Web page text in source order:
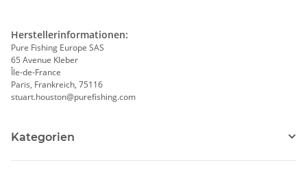
Herstellerinformationen:
Pure Fishing Europe SAS
65 Avenue Kleber
Île-de-France
Paris, Frankreich, 75116
stuart.houston@purefishing.com
Kategorien